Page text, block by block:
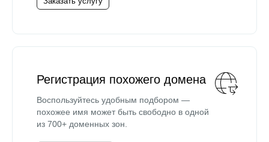
Регистрация похожего домена
Воспользуйтесь удобным подбором —
похожее имя может быть свободно в одной
из 700+ доменных зон.